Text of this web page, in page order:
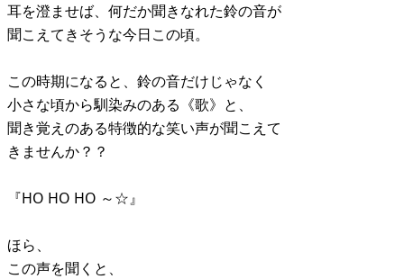
耳を澄ませば、何だか聞きなれた鈴の音が
聞こえてきそうな今日この頃。
この時期になると、鈴の音だけじゃなく
小さな頃から馴染みのある《歌》と、
聞き覚えのある特徴的な笑い声が聞こえて
きませんか？？
『HO HO HO ～☆』
ほら、
この声を聞くと、